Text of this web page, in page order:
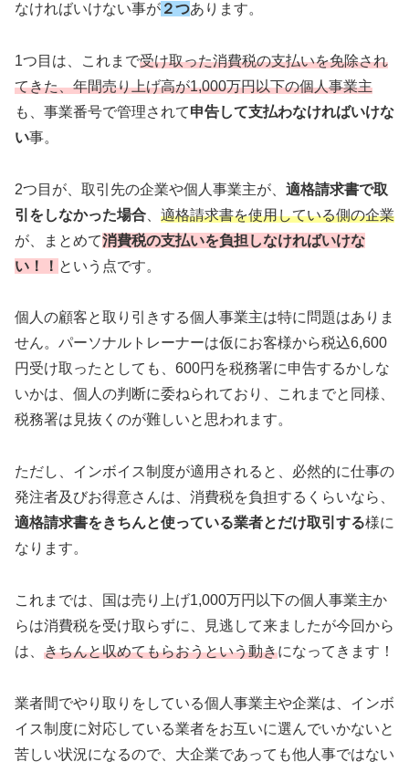
なければいけない事が ２つあります。
1つ目は、これまで受け取った消費税の支払いを免除され
てきた、年間売り上げ高が1,000万円以下の個人事業主
も、事業番号で管理されて申告して支払わなければいけな
い事。
2つ目が、取引先の企業や個人事業主が、 適格請求書で取
引をしなかった場合
適格請求書を使用している側の企業
が、まとめて消費税の支払いを負担しなければいけな
い！！ という点です。
個人の顧客と取り引きする個人事業主は特に問題はありま
せん。パーソナルトレーナーは仮にお客様から税込6,600
円受け取ったとしても、600円を税務署に申告するかしな
いかは、個人の判断に委ねられており、これまでと同様、
税務署は見抜くのが難しいと思われます。
ただし、インボイス制度が適用されると、必然的に仕事の
発注者及びお得意さんは、消費税を負担するくらいなら、
適格請求書をきちんと使っている業者とだけ取引する様に
なります。
これまでは、国は売り上げ1,000万円以下の個人事業主か
らは消費税を受け取らずに、見逃して来ましたが今回から
は、 きちんと収めてもらおうという動きになってきます！
業者間でやり取りをしている個人事業主や企業は、インボ
イス制度に対応している業者をお互いに選んでいかないと
苦しい状況になるので、大企業であっても他人事ではない